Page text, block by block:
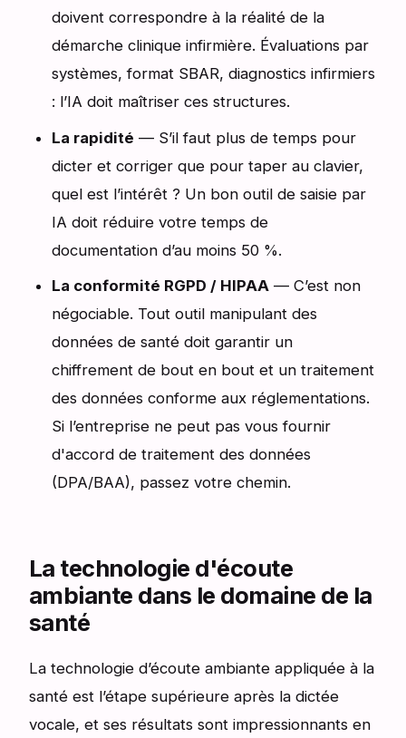
doivent correspondre à la réalité de la
démarche clinique infirmière. Évaluations par
systèmes, format SBAR, diagnostics infirmiers
: l’IA doit maîtriser ces structures.
La rapidité — S’il faut plus de temps pour
dicter et corriger que pour taper au clavier,
quel est l’intérêt ? Un bon outil de saisie par
IA doit réduire votre temps de
documentation d’au moins 50 %.
La conformité RGPD / HIPAA — C’est non
négociable. Tout outil manipulant des
données de santé doit garantir un
chiffrement de bout en bout et un traitement
des données conforme aux réglementations.
Si l’entreprise ne peut pas vous fournir
d'accord de traitement des données
(DPA/BAA), passez votre chemin.
La technologie d'écoute
ambiante dans le domaine de la
santé
La technologie d’écoute ambiante appliquée à la
santé est l’étape supérieure après la dictée
vocale, et ses résultats sont impressionnants en